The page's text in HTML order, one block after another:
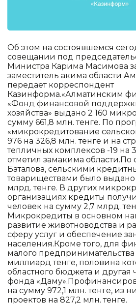
Об этом на состоявшемся
совещании под
Министра Карима Масимова
заместитель акима области
передает корреспондент
Казинформа.«Алматинским
«Фонд финансовой
хозяйства» выдано 2 160
сумму 661,8 млн. тенге. По
«микрокредитование
976 на 326,8 млн. тенге и на
тепличных комплексов -19 на
отметил замакима области.По
Баталова, сельскими
товариществами было выдано
млрд. тенге. В других
организациях кредиты
человек на сумму 2,7 млрд.
Микрокредиты в основном
развитие животноводства и
сферу услуг и обеспечение
населения.Кроме того, для
малого
миллиард тенге, половина
областного бюджета и другая
фонда
на сумму 972,1 млн. тенге, из
проектов на 827,2 млн. тенге.